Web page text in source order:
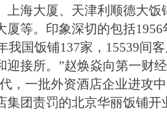
上海大厦、天津利顺德大饭
厦等。印象深切的包括
我国饭铺137家，15539间
迎接所。”赵焕焱向第一财
，一批外资酒店企业进攻
集团责罚的北京华丽饭铺开